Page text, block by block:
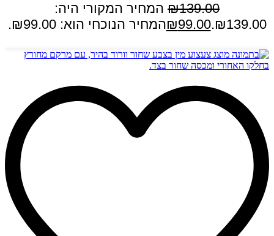
₪139.00
המחיר המקורי היה:
₪139.00.
₪99.00 המחיר הנוכחי הוא: ₪99.00.